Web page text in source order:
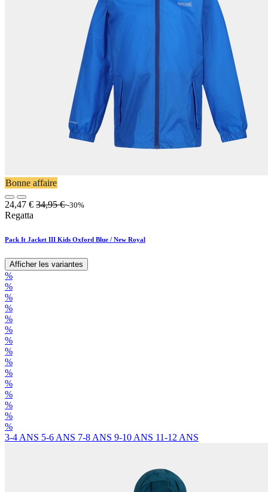
Bonne affaire
24,47 € 34,95€ -30%
Regatta
Pack It Jacket III Kids Oxford Blue / New Royal
Afficher les variantes
%
%
%
%
%
%
%
%
%
%
%
%
%
%
%
3-4 ANS 5-6 ANS 7-8 ANS 9-10 ANS 11-12 ANS